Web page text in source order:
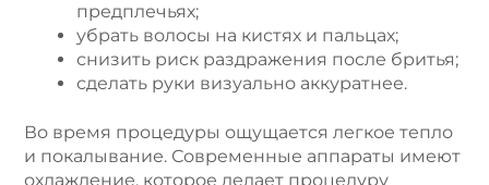
предплечьях;
убрать волосы на кистях и пальцах;
снизить риск раздражения после бритья;
сделать руки визуально аккуратнее.
Во время процедуры ощущается легкое тепло
и покалывание. Современные аппараты имеют
охлаждение, которое делает процедуру